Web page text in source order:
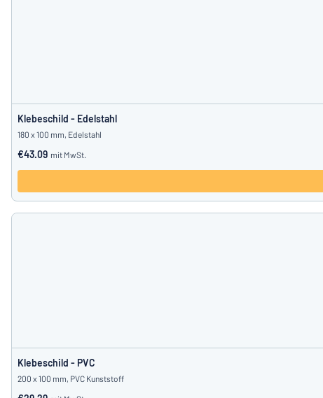
Klebeschild - Edelstahl
180 x 100 mm, Edelstahl
€43.09 mit MwSt.
Klebeschild - PVC
200 x 100 mm, PVC Kunststoff